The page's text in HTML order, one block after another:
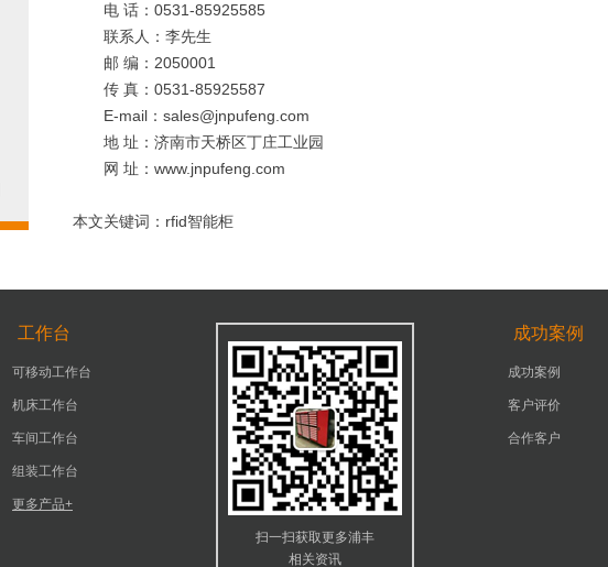
电 话：0531-85925585
联系人：李先生
邮 编：2050001
传 真：0531-85925587
E-mail：sales@jnpufeng.com
地 址：济南市天桥区丁庄工业园
网 址：www.jnpufeng.com
本文关键词：rfid智能柜
工作台
可移动工作台
机床工作台
车间工作台
组装工作台
更多产品+
成功案例
成功案例
客户评价
合作客户
扫一扫获取更多浦丰
相关资讯